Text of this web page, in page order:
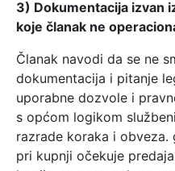
3) Dokumentacija izvan
koje članak ne
Članak navodi da se ne
dokumentacija i pitanje
uporabne dozvole i
s općom logikom
razrade koraka i
pri kupnji očekuje